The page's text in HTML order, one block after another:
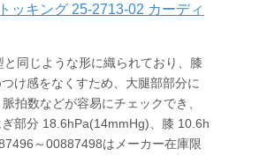
ッキング 25-2713-02 カーディ
同じような形に織られており、膝
け感をなくすため、大腿部部分に
拍数などが容易にチェックでき、
部分 18.6hPa(14mmHg)、膝 10.6h
～00887498はメーカー在庫限